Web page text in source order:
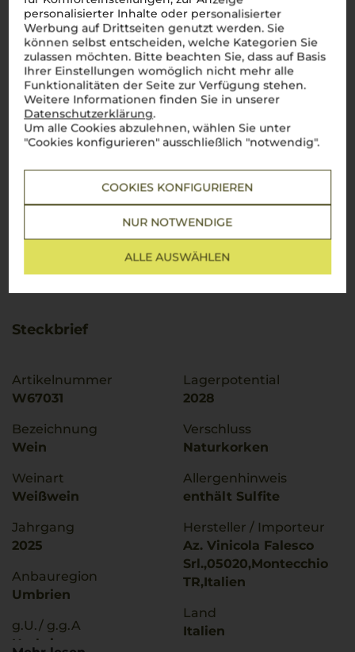
personalisierter Inhalte oder personalisierter
Werbung auf Drittseiten genutzt werden. Sie
können selbst entscheiden, welche Kategorien Sie
zulassen möchten. Bitte beachten Sie, dass auf Basis
Ihrer Einstellungen womöglich nicht mehr alle
Funktionalitäten der Seite zur Verfügung stehen.
Weitere Informationen finden Sie in unserer
Datenschutzerklärung.
Um alle Cookies abzulehnen, wählen Sie unter
"Cookies konfigurieren" ausschließlich "notwendig".
COOKIES KONFIGURIEREN
NUR NOTWENDIGE
ALLE AUSWÄHLEN
Steckbrief
Artikelnummer
W67031
Bezeichnung
Wein
Weinart
Weißwein
Jahrgang
2025
Anbauregion
Umbrien
g.U./ g.g.A
Umbrien
Lagerpotential
2028
Verschluss
Naturkorken
Allergenhinweis
enthält Sulfite
Hersteller / Importeur
Az. Vinicola Falesco
Srl.,05020,Montecchio
TR,Italien
Land
Italien